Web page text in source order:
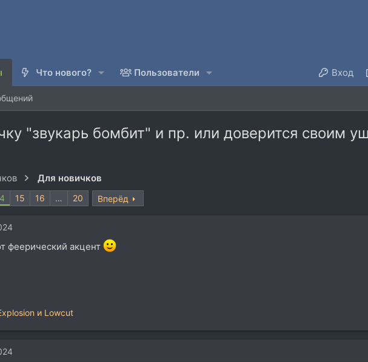
Что нового? Пользователи Вход
"звукарь бомбит" и пр. или доверится своим
Для новичков
15 16 … 20 Вперёд
феерический акцент
и Lowcut